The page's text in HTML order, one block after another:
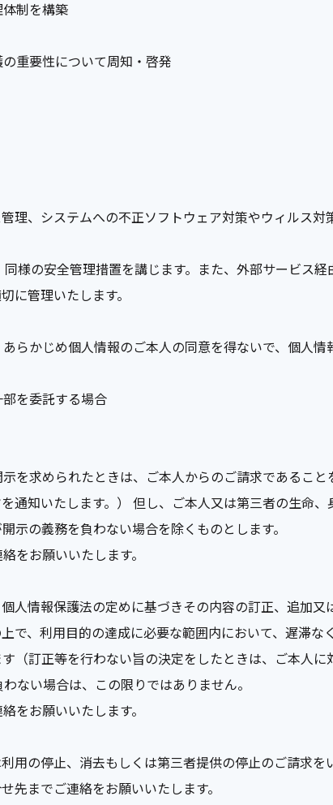
制を構築
重要性について周知・啓発
理、システムへの不正ソフトウェア対策やウィルス対
様の安全管理措置を講じます。また、外部サービス
に管理いたします。
らかじめ個人情報のご本人の同意を得ないで、個人情
を委託する場合
を求められたときは、ご本人からのご請求であること
知いたします。） 但し、ご本人又は第三者の生命
の義務を負わない場合を除くものとします。
をお願いいたします。
情報保護法の定めに基づきその内容の訂正、追加又
で、利用目的の達成に必要な範囲内において、遅滞な
（訂正等を行わない旨の決定をしたときは、ご本人に
ない場合は、この限りではありません。
をお願いいたします。
用の停止、消去もしくは第三者提供の停止のご請求を
先までご連絡をお願いいたします。